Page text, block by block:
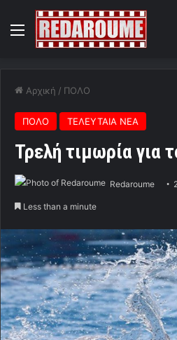
Menu
Αρχική / ΠΟΛΟ
ΠΟΛΟ ΤΕΛΕΥΤΑΙΑ ΝΕΑ
Τρελή τιμωρία για
Redaroume
Less than a minute